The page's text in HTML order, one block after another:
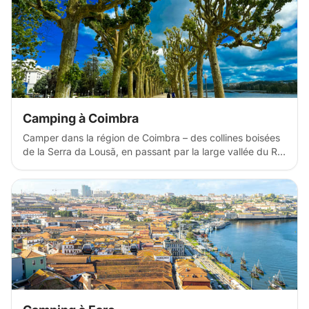
Portugal, avec ses vestiges romains, son architecture
baroque et ses paysages luxuriants.
Camping à Coimbra
Camper dans la région de Coimbra – des collines boisées
de la Serra da Lousã, en passant par la large vallée du Rio
Foz, vous offre une multitude d'options. Découvrez des
sites de camping sauvage et paisibles avec panoramas
montagneux, des emplacements pour camping-cars au
bord des rivières et des lacs, ainsi que des campings
familiaux nichés au cœur des forêts d'eucalyptus, des
villages de schiste et des collines en terrasses. Explorez la
ville universitaire historique de Coimbra, flânez dans ses
ruelles médiévales et faites du kayak sur le fleuve
Mondego. Cascades et sentiers de randonnée vous
attendent dans les montagnes de Lousã, tandis qu'à